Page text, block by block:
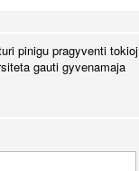
pinigu pragyventi tokioj
gauti gyvenamaja